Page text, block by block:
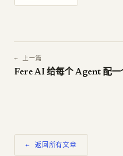
← 上一篇
Fere AI 给每个 Agent 配
← 返回所有文章